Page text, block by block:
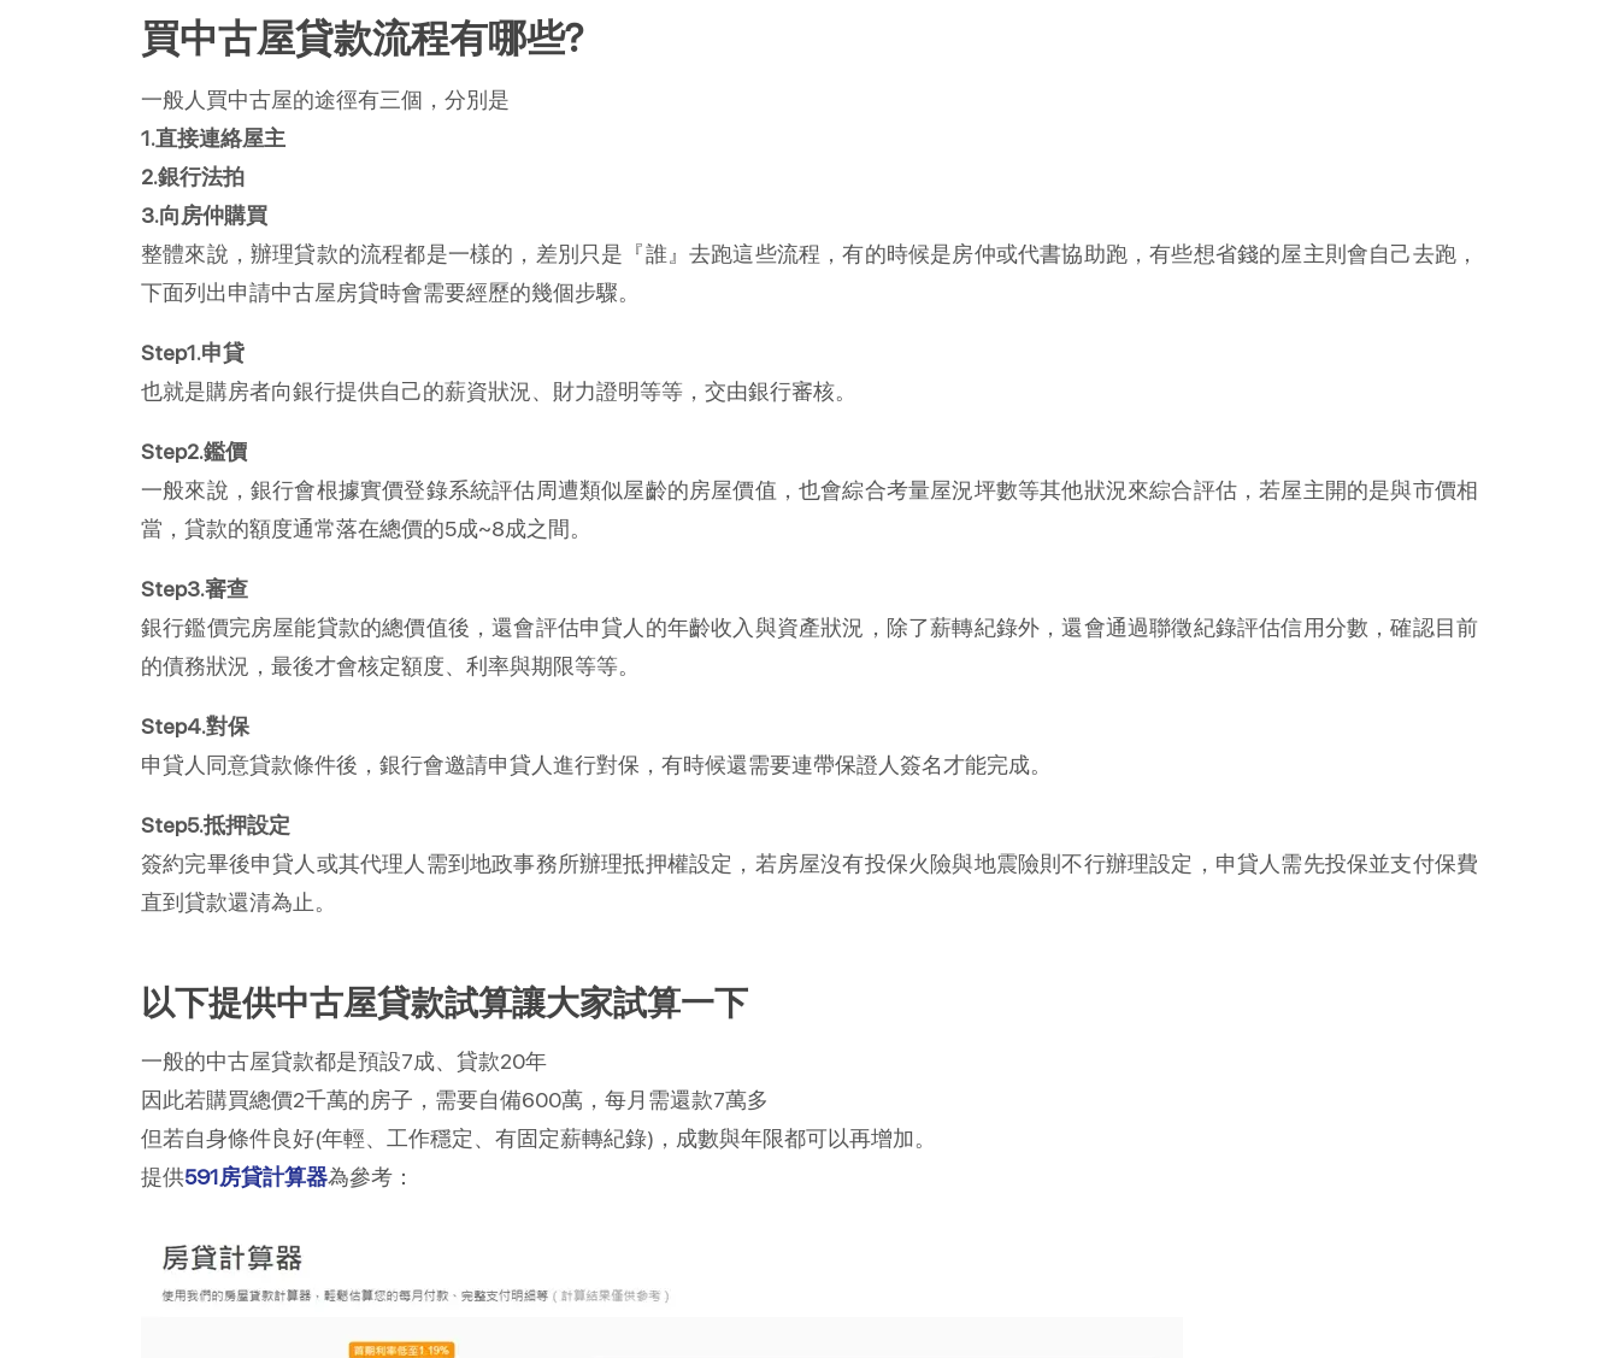
買中古屋貸款流程有哪些?
一般人買中古屋的途徑有三個，分別是
1.直接連絡屋主
2.銀行法拍
3.向房仲購買
整體來說，辦理貸款的流程都是一樣的，差別只是『誰』去跑這些流程，有的時候是房仲或代書協助跑，有些想省錢的屋主則會自己去跑，
下面列出申請中古屋房貸時會需要經歷的幾個步驟。
Step1.申貸
也就是購房者向銀行提供自己的薪資狀況、財力證明等等，交由銀行審核。
Step2.鑑價
一般來說，銀行會根據實價登錄系統評估周遭類似屋齡的房屋價值，也會綜合考量屋況坪數等其他狀況來綜合評估，若屋主開的是與市價相
當，貸款的額度通常落在總價的5成~8成之間。
Step3.審查
銀行鑑價完房屋能貸款的總價值後，還會評估申貸人的年齡收入與資產狀況，除了薪轉紀錄外，還會通過聯徵紀錄評估信用分數，確認目前
的債務狀況，最後才會核定額度、利率與期限等等。
Step4.對保
申貸人同意貸款條件後，銀行會邀請申貸人進行對保，有時候還需要連帶保證人簽名才能完成。
Step5.抵押設定
簽約完畢後申貸人或其代理人需到地政事務所辦理抵押權設定，若房屋沒有投保火險與地震險則不行辦理設定，申貸人需先投保並支付保費
直到貸款還清為止。
以下提供中古屋貸款試算讓大家試算一下
一般的中古屋貸款都是預設7成、貸款20年
因此若購買總價2千萬的房子，需要自備600萬，每月需還款7萬多
但若自身條件良好(年輕、工作穩定、有固定薪轉紀錄)，成數與年限都可以再增加。
提供591房貸計算器為參考：